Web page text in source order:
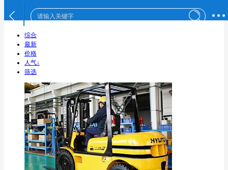
综合
最新
价格
人气↓
筛选